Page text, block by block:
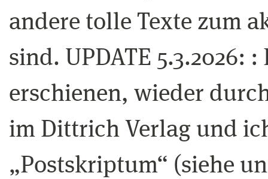
andere tolle Texte zum
sind. UPDATE 5.3.2026:
erschienen, wieder
im Dittrich Verlag und
„Postskriptum“ (siehe